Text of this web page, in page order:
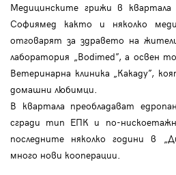
Медицинските грижи в
Софиямед както и няколко
отговарят за здравето на
лаборатория „Bodimed”, a освен
Ветеринарна клиника „Какаду”,
домашни любимци.
В квартала преобладават
сгради тип ЕПК и по-
последните няколко години в
много нови кооперации.